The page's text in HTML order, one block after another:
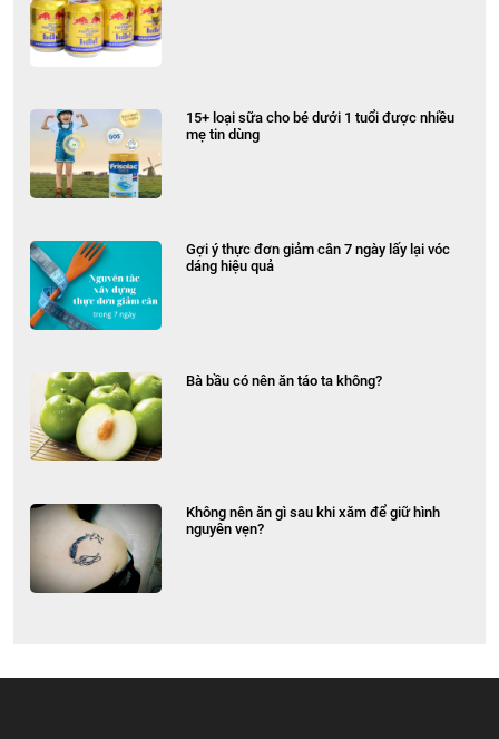
15+ loại sữa cho bé dưới 1 tuổi được nhiều
mẹ tin dùng
Gợi ý thực đơn giảm cân 7 ngày lấy lại vóc
dáng hiệu quả
Bà bầu có nên ăn táo ta không?
Không nên ăn gì sau khi xăm để giữ hình
nguyên vẹn?